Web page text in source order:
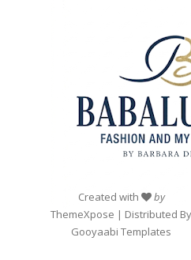
Created with
by
ThemeXpose | Distributed By
Gooyaabi Templates